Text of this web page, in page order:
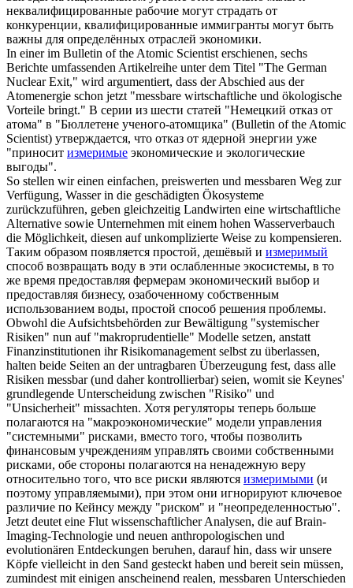
неквалифицированные рабочие могут страдать от
конкуренции, квалифицированные иммигранты могут быть
важны для определённых отраслей экономики.
In einer im Bulletin of the Atomic Scientist erschienen, sechs
Berichte umfassenden Artikelreihe unter dem Titel "The German
Nuclear Exit," wird argumentiert, dass der Abschied aus der
Atomenergie schon jetzt "messbare wirtschaftliche und ökologische
Vorteile bringt." В серии из шести статей "Немецкий отказ от
атома" в "Бюллетене ученого-атомщика" (Bulletin of the Atomic
Scientist) утверждается, что отказ от ядерной энергии уже
"приносит измеримые экономические и экологические
выгоды".
So stellen wir einen einfachen, preiswerten und messbaren Weg zur
Verfügung, Wasser in die geschädigten Ökosysteme
zurückzuführen, geben gleichzeitig Landwirten eine wirtschaftliche
Alternative sowie Unternehmen mit einem hohen Wasserverbauch
die Möglichkeit, diesen auf unkomplizierte Weise zu kompensieren.
Таким образом появляется простой, дешёвый и измеримый
способ возвращать воду в эти ослабленные экосистемы, в то
же время предоставляя фермерам экономический выбор и
предоставляя бизнесу, озабоченному собственным
использованием воды, простой способ решения проблемы.
Obwohl die Aufsichtsbehörden zur Bewältigung "systemischer
Risiken" nun auf "makroprudentielle" Modelle setzen, anstatt
Finanzinstitutionen ihr Risikomanagement selbst zu überlassen,
halten beide Seiten an der untragbaren Überzeugung fest, dass alle
Risiken messbar(und daher kontrollierbar) seien, womit sie Keynes'
grundlegende Unterscheidung zwischen "Risiko" und
"Unsicherheit" missachten. Хотя регуляторы теперь больше
полагаются на "макроэкономические" модели управления
"системными" рисками, вместо того, чтобы позволить
финансовым учреждениям управлять своими собственными
рисками, обе стороны полагаются на ненадежную веру
относительно того, что все риски являются измеримыми (и
поэтому управляемыми), при этом они игнорируют ключевое
различие по Кейнсу между "риском" и "неопределенностью".
Jetzt deutet eine Flut wissenschaftlicher Analysen, die auf Brain-
Imaging-Technologie und neuen anthropologischen und
evolutionären Entdeckungen beruhen, darauf hin, dass wir unsere
Köpfe vielleicht in den Sand gesteckt haben und bereit sein müssen,
zumindest mit einigen anscheinend realen, messbaren Unterschieden